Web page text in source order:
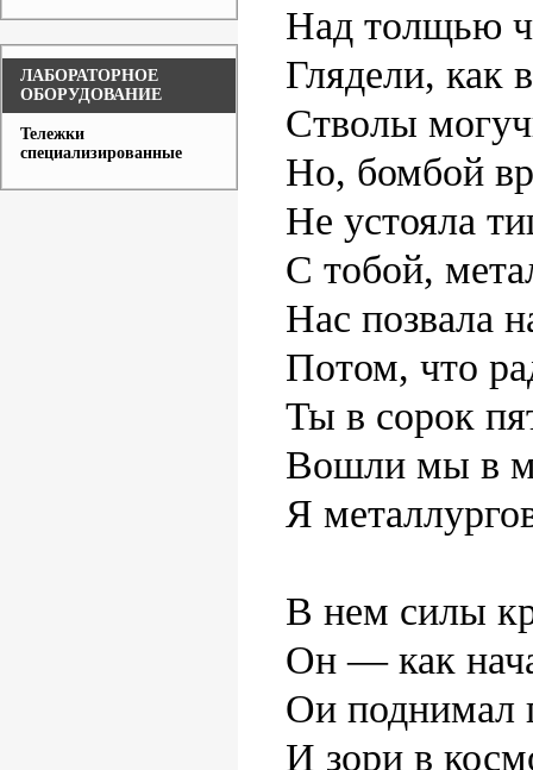
ЛАБОРАТОРНОЕ
ОБОРУДОВАНИЕ
Тележки
специализированные
Над толщью
Глядели, как
Стволы
Но, бомбой
Не устояла
С тобой,
Нас позвала
Потом, что
Ты в сорок
Вошли мы в
Я
В нем силы
Он — как
Ои поднимал
И зори в